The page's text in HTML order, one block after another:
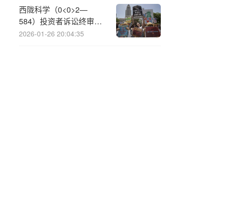
西陇科学（0<0>2—
584）投资者诉讼终审落
定，受损股民可索赔
2026-01-26 20:04:35